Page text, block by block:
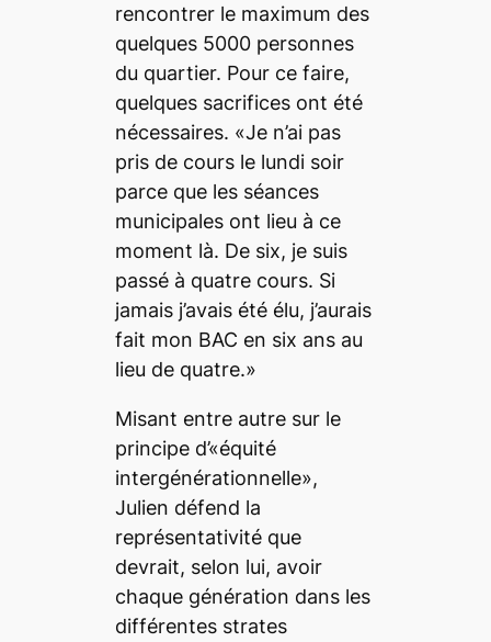
rencontrer le maximum des
quelques 5000 personnes
du quartier. Pour ce faire,
quelques sacrifices ont été
nécessaires. «Je n’ai pas
pris de cours le lundi soir
parce que les séances
municipales ont lieu à ce
moment là. De six, je suis
passé à quatre cours. Si
jamais j’avais été élu, j’aurais
fait mon BAC en six ans au
lieu de quatre.»
Misant entre autre sur le
principe d’«équité
intergénérationnelle»,
Julien défend la
représentativité que
devrait, selon lui, avoir
chaque génération dans les
différentes strates